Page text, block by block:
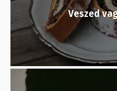
Veszed